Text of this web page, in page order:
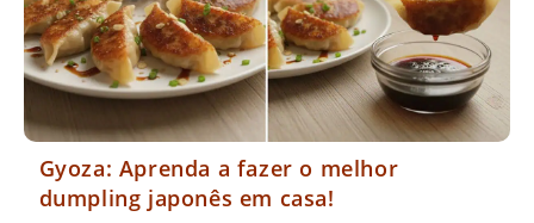
Gyoza: Aprenda a fazer o melhor
dumpling japonês em casa!